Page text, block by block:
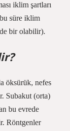
iklim şartları
süre iklim
bir olabilir).
öksürük, nefes
Subakut (orta)
bu evrede
Röntgenler